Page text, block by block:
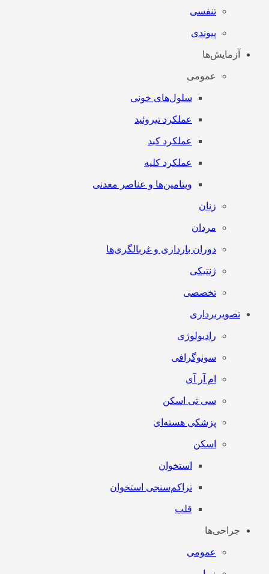
تنفسی
پیوندی
آزمایش‌ها
عمومی
سلول‌های خونی
عملکرد تیروئید
عملکرد کبد
عملکرد کلیه
ویتامین‌ها و عناصر معدنی
زنان
مردان
دوران بارداری و غربالگری‌ها
ژنتیکی
تخصصی
تصویربرداری
رادیولوژی
سونوگرافی
ام آر آی
سی تی اسکن
پزشکی هسته‌ای
اسکن
استخوان
تراکم‌سنجی استخوان
قلب
جراحی‌ها
عمومی